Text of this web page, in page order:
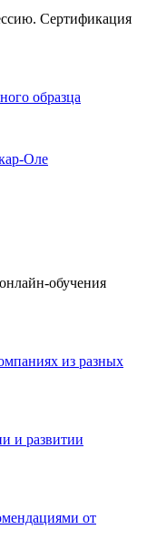
Сертификация
образца
обучения
из разных
и развитии
от